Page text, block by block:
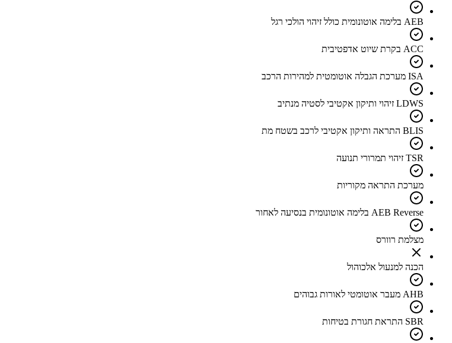
AEB בלימה אוטונומית כולל זיהוי הולכי רגל
ACC בקרת שיוט אדפטיבית
ISA מערכת הגבלה אוטומטית למהירות הרכב
LDWS זיהוי ותיקון אקטיבי לסטיה מנתיב
BLIS התראה ותיקון אקטיבי לרכב בשטח מת
TSR זיהוי תמרורי תנועה
מערכת התראה מקוריות
AEB Reverse בלימה אוטונומית בנסיעה לאחור
מצלמת רוורס
הכנה למנעול אלכוהול
AHB מעבר אוטומטי לאורות גבוהים
SBR התראת חגורת בטיחות